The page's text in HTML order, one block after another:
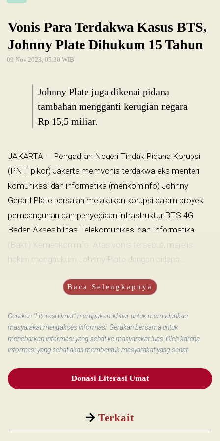
Terkait
Vonis Para Terdakwa Kasus BTS,
Johnny Plate Dihukum 15 Tahun
09 Nov 2023, 05:30 WIB
Johnny Plate juga dikenai pidana
tambahan mengganti kerugian negara
Rp 15,5 miliar.
JAKARTA — Pengadilan Negeri Tindak Pidana Korupsi
(PN Tipikor) Jakarta memvonis terdakwa eks menteri
komunikasi dan informatika (menkominfo) Johnny
Gerard Plate bersalah melakukan korupsi dalam proyek
pembangunan dan penyediaan infrastruktur BTS 4G
Badan Aksesibilitas Telekomunikasi dan Informatika
(Bakti) Kemenkominfo. Atas vonis tersebut, majelis
hakim menghukum Johnny Plate dengan pidana...
Baca Selengkapnya
Gerakan “Literasi Umat” merupakan ikhtiar untuk memudahkan
masyarakat mengakses informasi. Gerakan bersama untuk
menebarkan informasi yang sehat ke masyarakat luas. Oleh karena
informasi yang sehat akan membentuk masyarakat yang sehat.
Donasi Literasi Umat